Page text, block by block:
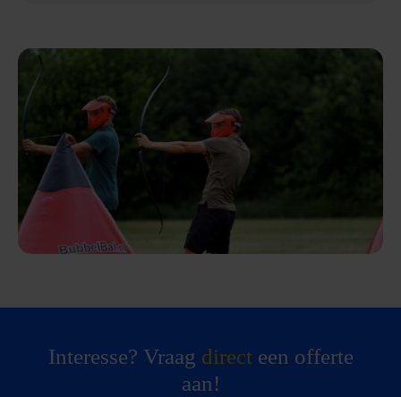
Interesse? Vraag directeen offerte
aan!